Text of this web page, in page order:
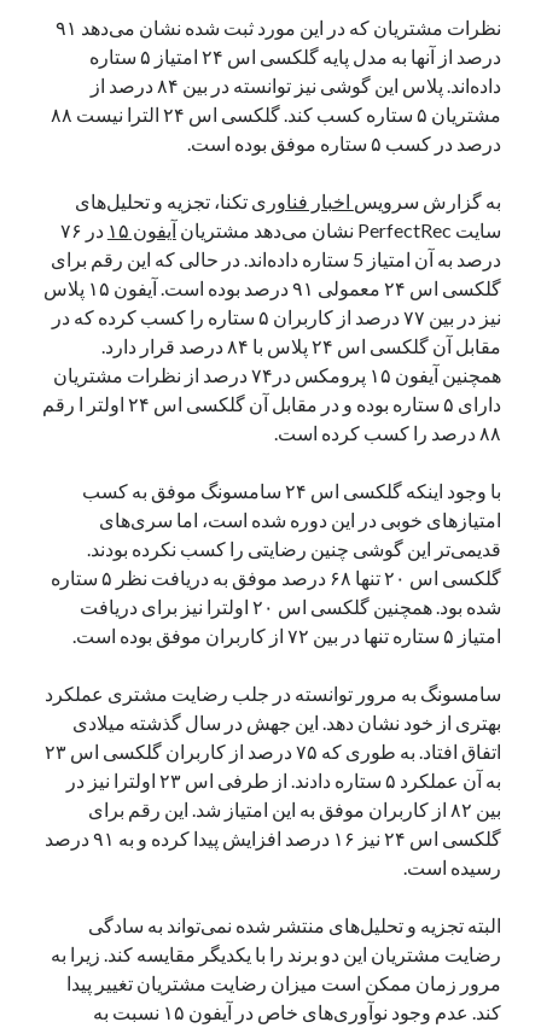
آخرین دیدگاه‌ها
یک نویسنده دیدگاه وردپرس تعمیرات تخصصی فیس آیدی
بایگانی‌ها
مارس 2026
فوریه 2026
ژانویه 2026
دسامبر 2025
نوامبر 2025
آگوست 2025
جولای 2025
ژوئن 2025
مارس 2025
فوریه 2025
ژانویه 2025
دسامبر 2024
اکتبر 2024
جولای 2024
ژوئن 2024
می 2024
آوریل 2024
فوریه 2024
دسامبر 2023
نوامبر 2023
اکتبر 2023
نظرات مشتریان که در این مورد ثبت شده نشان می‌دهد ۹۱
درصد از آنها به مدل پایه گلکسی اس ۲۴ امتیاز ۵ ستاره
داده‌اند. پلاس این گوشی نیز توانسته در بین ۸۴ درصد از
مشتریان ۵ ستاره کسب کند. گلکسی اس ۲۴ الترا نیست ۸۸
درصد در کسب ۵ ستاره موفق بوده است.
به گزارش سرویس اخبار فناوری تکنا، تجزیه و تحلیل‌های
سایت PerfectRec نشان می‌دهد مشتریان
آیفون ۱۵
در ۷۶
درصد به آن امتیاز 5 ستاره داده‌اند. در حالی که این رقم برای
گلکسی اس ۲۴ معمولی ۹۱ درصد بوده است. آیفون ۱۵ پلاس
نیز در بین ۷۷ درصد از کاربران ۵ ستاره را کسب کرده که در
مقابل آن گلکسی اس ۲۴ پلاس با ۸۴ درصد قرار دارد.
همچنین آیفون ۱۵ پرومکس در۷۴ درصد از نظرات مشتریان
دارای ۵ ستاره بوده و در مقابل آن گلکسی اس ۲۴ اولتر ا رقم
۸۸ درصد را کسب کرده است.
با وجود اینکه گلکسی اس ۲۴ سامسونگ موفق به کسب
امتیازهای خوبی در این دوره شده است، اما سری‌های
قدیمی‌تر این گوشی چنین رضایتی را کسب نکرده بودند.
گلکسی اس ۲۰ تنها ۶۸ درصد موفق به دریافت نظر ۵ ستاره
شده بود. همچنین گلکسی اس ۲۰ اولترا نیز برای دریافت
امتیاز ۵ ستاره تنها در بین ۷۲ از کاربران موفق بوده است.
سامسونگ به مرور توانسته در جلب رضایت مشتری عملکرد
بهتری از خود نشان دهد. این جهش در سال گذشته میلادی
اتفاق افتاد. به طوری که ۷۵ درصد از کاربران گلکسی اس ۲۳
به آن عملکرد ۵ ستاره دادند. از طرفی اس ۲۳ اولترا نیز در
بین ۸۲ از کاربران موفق به این امتیاز شد. این رقم برای
گلکسی اس ۲۴ نیز ۱۶ درصد افزایش پیدا کرده و به ۹۱ درصد
رسیده است.
البته تجزیه و تحلیل‌های منتشر شده نمی‌تواند به سادگی
رضایت مشتریان این دو برند را با یکدیگر مقایسه کند. زیرا به
مرور زمان ممکن است میزان رضایت مشتریان تغییر پیدا
کند. عدم وجود نوآوری‌های خاص در آیفون ۱۵ نسبت به